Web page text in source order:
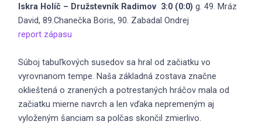
Iskra Holíč – Družstevník Radimov 3:0 (0:0) g. 49. Mráz
David, 89.Chanečka Boris, 90. Zabadal Ondrej
report zápasu
Súboj tabuľkových susedov sa hral od začiatku vo
vyrovnanom tempe. Naša základná zostava značne
oklieštená o zranených a potrestaných hráčov mala od
začiatku mierne navrch a len vďaka nepremeným aj
vyloženým šanciam sa polčas skončil zmierlivo.